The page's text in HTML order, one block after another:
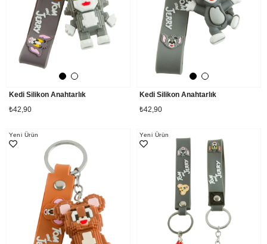
Kedi Silikon Anahtarlık
₺42,90
Kedi Silikon Anahtarlık
₺42,90
Yeni Ürün Yeni Ürün